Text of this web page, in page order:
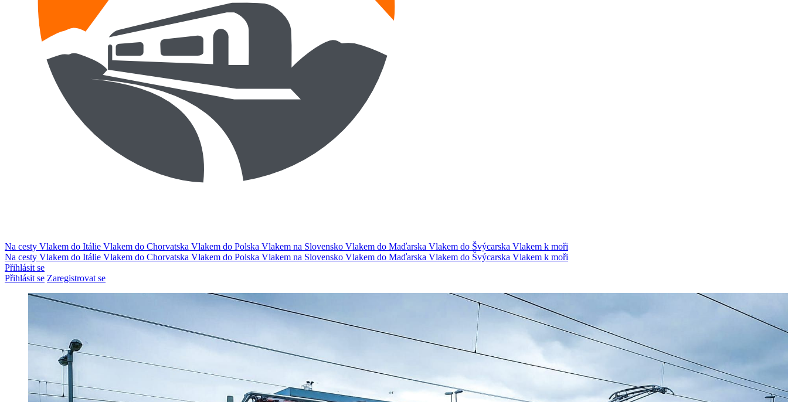
Na cesty Vlakem do Itálie Vlakem do Chorvatska Vlakem do Polska Vlakem na Slovensko Vlakem do Maďarska Vlakem do Švýcarska Vlakem k moři
Na cesty Vlakem do Itálie Vlakem do Chorvatska Vlakem do Polska Vlakem na Slovensko Vlakem do Maďarska Vlakem do Švýcarska Vlakem k moři
Přihlásit se
Přihlásit se Zaregistrovat se